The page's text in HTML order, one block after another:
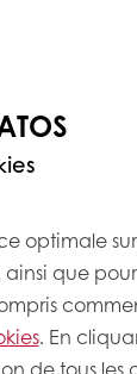
optimale
que
. En
de tous les